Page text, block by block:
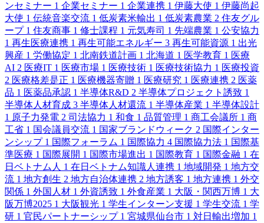
ンセミナー 1 企業セミナー 1 企業連携 1 伊藤大使 1 伊藤尚起
大使 1 伝統音楽交流 1 低炭素米輸出 1 低炭素農業 2 住友グル
ープ 1 住友商事 1 修士課程 1 元気寿司 1 先端農業 1 公安協力
1 再生医療連携 1 再生可能エネルギー 3 再生可能資源 1 出光
興産 1 労働協定 1 北南鉄道計画 1 北海道 1 医学教育 1 医療
AI 2 医療IT 1 医療市場 1 医療技術 1 医療技術協力 1 医療投資
2 医療格差是正 1 医療機器寄贈 1 医療研究 1 医療連携 2 医薬
品 1 医薬品承認 1 半導体R&D 2 半導体プロジェクト誘致 1
半導体人材育成 3 半導体人材還流 1 半導体産業 1 半導体設計
1 原子力発電 2 司法協力 1 和食 1 品質管理 1 商工会議所 1 商
工省 1 国会議員交流 1 国家ブランドウィーク 2 国際インター
ンシップ 1 国際フォーラム 1 国際協力 4 国際協力法 1 国際基
準医療 1 国際展開 1 国際市場進出 1 国際教育 1 国際金融 1 在
日ベトナム人 1 在日ベトナム知識人連携 1 地域開発 1 地方交
流 1 地方創生 2 地方自治体連携 2 地方誘客 1 地方連携 1 外交
関係 1 外国人材 1 外資誘致 1 外食産業 1 大阪・関西万博 1 大
阪万博2025 1 大阪観光 1 学生インターン支援 1 学生交流 1 学
研 1 官民パートナーシップ 1 宮城県仙台市 1 対日輸出増加 1